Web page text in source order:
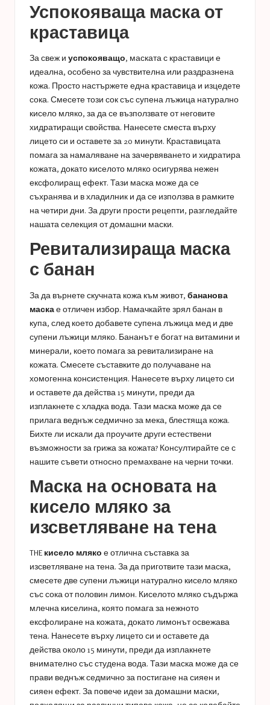
Успокояваща маска от
краставица
За свеж и успокояващо, маската с краставици е
идеална, особено за чувствителна или раздразнена
кожа. Просто настържете една краставица и изцедете
сока. Смесете този сок със супена лъжица натурално
кисело мляко, за да се възползвате от неговите
хидратиращи свойства. Нанесете сместа върху
лицето си и оставете за 20 минути. Краставицата
помага за намаляване на зачервяването и хидратира
кожата, докато киселото мляко осигурява нежен
ексфолиращ ефект. Тази маска може да се
съхранява и в хладилник и да се използва в рамките
на четири дни. За други прости рецепти, разгледайте
нашата селекция отдомашни маски.
Ревитализираща маска
с банан
За да върнете скучната кожа към живот, бананова
маскае отличен избор. Намачкайте зрял банан в
купа, след което добавете супена лъжица мед и две
супени лъжици мляко. Бананът е богат на витамини и
минерали, което помага за ревитализиране на
кожата. Смесете съставките до получаване на
хомогенна консистенция. Нанесете върху лицето си
и оставете да действа 15 минути, преди да
изплакнете с хладка вода. Тази маска може да се
прилага веднъж седмично за мека, блестяща кожа.
Бихте ли искали да проучите други естествени
възможности за грижа за кожата? Консултирайте се с
нашите съвети относно премахване на черни точки.
Маска на основата на
кисело мляко за
изсветляване на тена
THE кисело мляко е отлична съставка за
изсветляване на тена. За да приготвите тази маска,
смесете две супени лъжици натурално кисело мляко
със сока от половин лимон. Киселото мляко съдържа
млечна киселина, която помага за нежното
ексфолиране на кожата, докато лимонът освежава
тена. Нанесете върху лицето си и оставете да
действа около 15 минути, преди да изплакнете
внимателно със студена вода. Тази маска може да се
прави веднъж седмично за постигане на сияен и
сияен ефект. За повече идеи за домашни маски,